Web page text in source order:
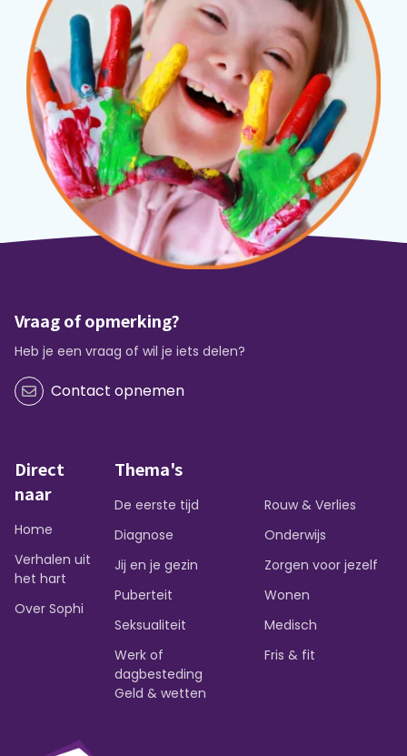
Vraag of opmerking?
Heb je een vraag of wil je iets delen?
Contact opnemen
Direct
naar
Home
Verhalen uit
het hart
Over Sophi
Thema's
De eerste tijd
Diagnose
Jij en je gezin
Puberteit
Seksualiteit
Werk of
dagbesteding
Rouw & Verlies
Onderwijs
Zorgen voor jezelf
Wonen
Medisch
Fris & fit
Geld & wetten